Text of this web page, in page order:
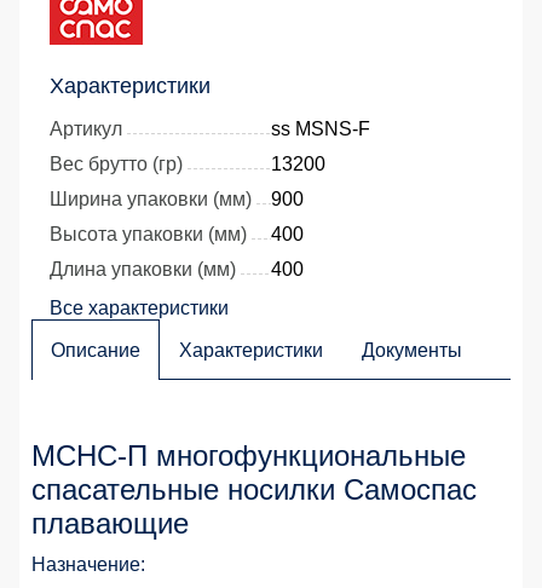
Характеристики
Артикул
ss MSNS-F
Вес брутто (гр)
13200
Ширина упаковки (мм)
900
Высота упаковки (мм)
400
Длина упаковки (мм)
400
Все характеристики
Описание Характеристики Документы
МСНС-П многофункциональные
спасательные носилки Самоспас
плавающие
Назначение: